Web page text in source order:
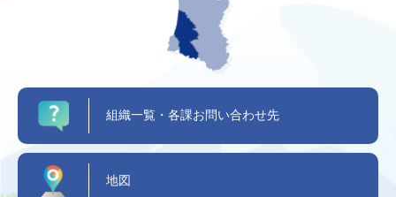
組織一覧・各課お問い合わせ先
地図